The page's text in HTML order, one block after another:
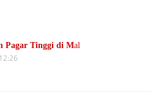
Pagar Tinggi di Mal